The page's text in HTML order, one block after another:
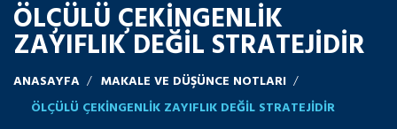
ÖLÇÜLÜ ÇEKİNGENLİK
ZAYIFLIK DEĞİL STRATEJİDİR
ANASAYFA
MAKALE VE DÜŞÜNCE NOTLARI
ÖLÇÜLÜ ÇEKİNGENLİK ZAYIFLIK DEĞİL STRATEJİDİR